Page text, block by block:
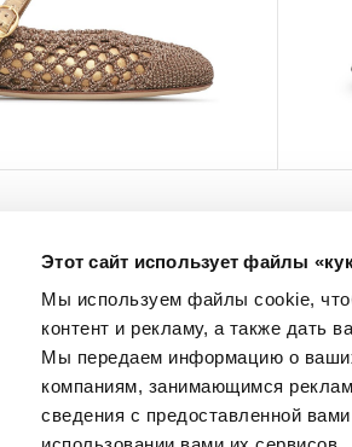
Этот сайт использует файлы
Мы используем файлы cookie,
контент и рекламу, а также дать
Мы передаем информацию о
компаниям, занимающимся
сведения с предоставленной
Политика
Конфиденциальности
Политика В Отношении
Файлов Cookie
Best Of Fabi
МЫ В